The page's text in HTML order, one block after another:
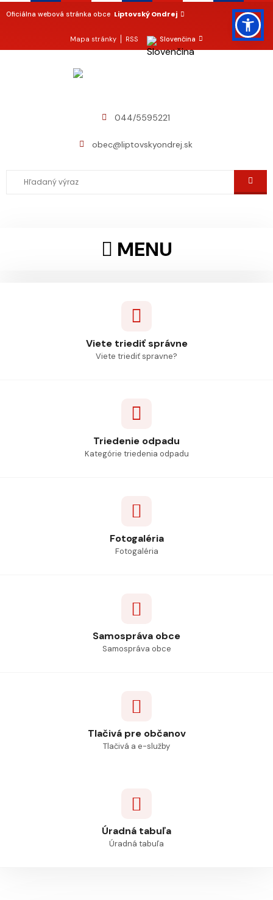
Oficiálna webová stránka obce Liptovský Ondrej
Mapa stránky RSS Slovenčina
044/5595221
obec@liptovskyondrej.sk
MENU
Viete triediť správne
Viete triediť spravne?
Triedenie odpadu
Kategórie triedenia odpadu
Fotogaléria
Fotogaléria
Samospráva obce
Samospráva obce
Tlačivá pre občanov
Tlačivá a e-služby
Úradná tabuľa
Úradná tabuľa